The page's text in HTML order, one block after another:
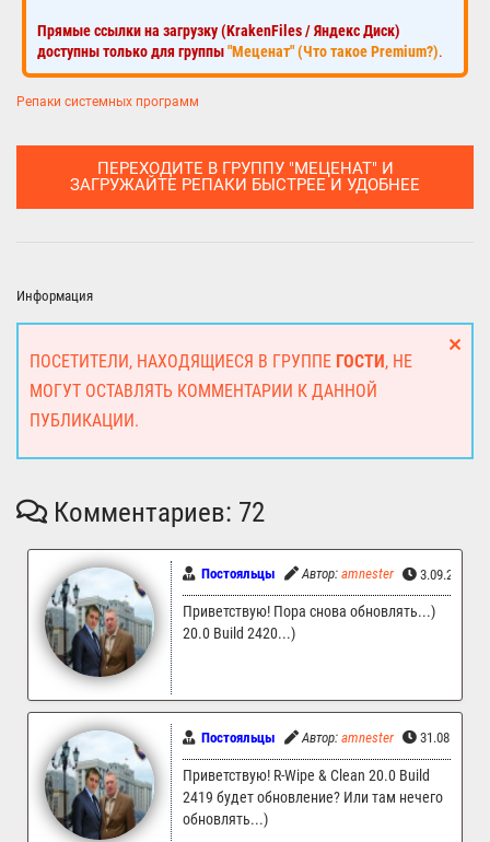
Прямые ссылки на загрузку (KrakenFiles / Яндекс Диск)
доступны только для группы"Меценат" (Что такое Premium?).
Репаки системных программ
ПЕРЕХОДИТЕ В ГРУППУ "МЕЦЕНАТ" И
ЗАГРУЖАЙТЕ РЕПАКИ БЫСТРЕЕ И УДОБНЕЕ
Информация
ПОСЕТИТЕЛИ, НАХОДЯЩИЕСЯ В ГРУППЕ ГОСТИ, НЕ
МОГУТ ОСТАВЛЯТЬ КОММЕНТАРИИ К ДАННОЙ
ПУБЛИКАЦИИ.
Комментариев: 72
Постояльцы Автор: amnester 3.09.2023
Приветствую! Пора снова обновлять...)
20.0 Build 2420...)
Постояльцы Автор: amnester 31.08.2023
Приветствую! R-Wipe & Clean 20.0 Build
2419 будет обновление? Или там нечего
обновлять...)